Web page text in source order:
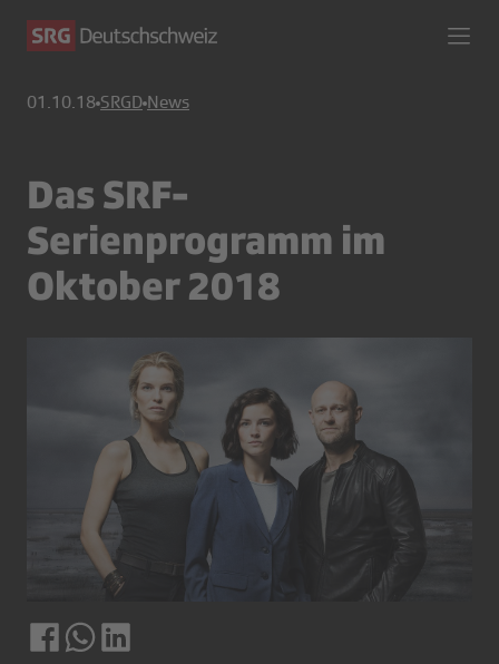
01.10.18 SRGD News
Das SRF-
Serienprogramm im
Oktober 2018